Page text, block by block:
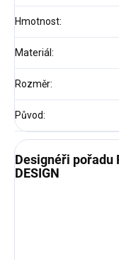
Hmotnost:
Materiál:
Rozměr:
Původ:
Designéři pořadu
DESIGN